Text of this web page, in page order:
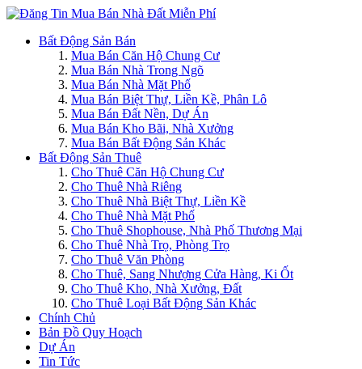
Bất Động Sản Bán
Mua Bán Căn Hộ Chung Cư
Mua Bán Nhà Trong Ngõ
Mua Bán Nhà Mặt Phố
Mua Bán Biệt Thự, Liền Kề, Phân Lô
Mua Bán Đất Nền, Dự Án
Mua Bán Kho Bãi, Nhà Xưởng
Mua Bán Bất Động Sản Khác
Bất Động Sản Thuê
Cho Thuê Căn Hộ Chung Cư
Cho Thuê Nhà Riêng
Cho Thuê Nhà Biệt Thự, Liền Kề
Cho Thuê Nhà Mặt Phố
Cho Thuê Shophouse, Nhà Phố Thương Mại
Cho Thuê Nhà Trọ, Phòng Trọ
Cho Thuê Văn Phòng
Cho Thuê, Sang Nhượng Cửa Hàng, Ki Ốt
Cho Thuê Kho, Nhà Xưởng, Đất
Cho Thuê Loại Bất Động Sản Khác
Chính Chủ
Bản Đồ Quy Hoạch
Dự Án
Tin Tức